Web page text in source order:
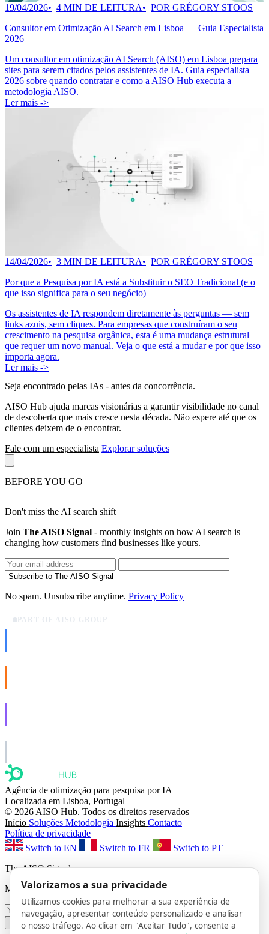
19/04/2026 4 MIN DE LEITURA
POR GRÉGORY STOOS
Consultor em Otimização AI Search em Lisboa — Guia Especialista
2026
Um consultor em otimização AI Search (AISO) em Lisboa prepara
sites para serem citados pelos assistentes de IA. Guia especialista
2026 sobre quando contratar e como a AISO Hub executa a
metodologia AISO.
Ler mais ->
14/04/2026 3 MIN DE LEITURA
POR GRÉGORY STOOS
Por que a Pesquisa por IA está a Substituir o SEO Tradicional (e o
que isso significa para o seu negócio)
Os assistentes de IA respondem diretamente às perguntas — sem
links azuis, sem cliques. Para empresas que construíram o seu
crescimento na pesquisa orgânica, esta é uma mudança estrutural
que requer um novo manual. Veja o que está a mudar e por que isso
importa agora.
Ler mais ->
Seja encontrado pelas IAs - antes da concorrência.
AISO Hub ajuda marcas visionárias a garantir visibilidade no canal
de descoberta que mais cresce nesta década. Não espere até que os
clientes deixem de o encontrar.
Fale com um especialista Explorar soluções
BEFORE YOU GO
Don't miss the AI search shift
Join The AISO Signal - monthly insights on how AI search is
changing how customers find businesses like yours.
Subscribe to The AISO Signal
No spam. Unsubscribe anytime. Privacy Policy
PART OF AISO GROUP
Agência de otimização para pesquisa por IA
Localizada em Lisboa, Portugal
© 2026 AISO Hub. Todos os direitos reservados
Início Soluções Metodologia Insights Contacto
Política de privacidade
Switch to EN
Switch to FR
Switch to PT
The AISO Signal
Monthly AI search insights. No spam.
Subscribe
Valorizamos a sua privacidade
Utilizamos cookies para melhorar a sua experiência de
navegação, apresentar conteúdo personalizado e analisar
o nosso tráfego. Ao clicar em "Aceitar Tudo", consente a